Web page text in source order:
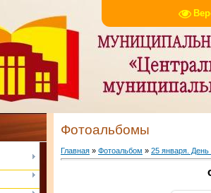
Фотоальбомы
Главная » Фотоальбом » 25 января.